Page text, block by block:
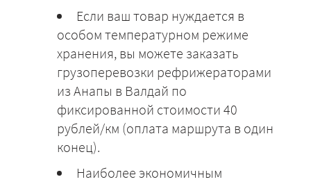
Если ваш товар нуждается в
особом температурном режиме
хранения, вы можете заказать
грузоперевозки рефрижераторами
из Анапы в Валдай по
фиксированной стоимости 40
рублей/км (оплата маршрута в один
конец).
Наиболее экономичным